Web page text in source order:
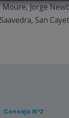
Moure, Jorge
San